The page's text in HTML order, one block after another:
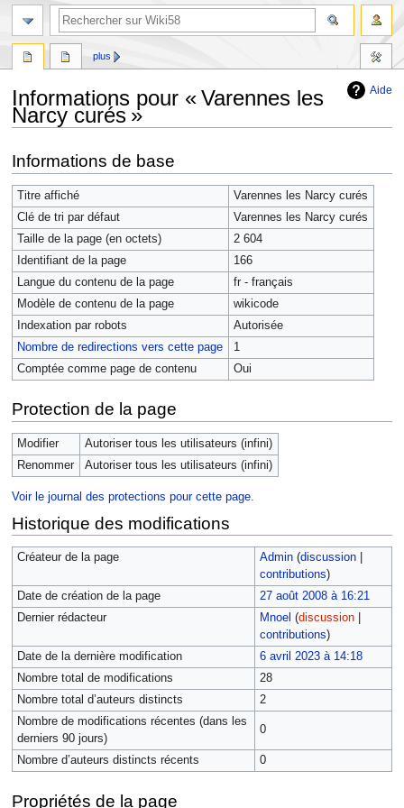
Aide
Informations pour « Varennes les
Narcy curés »
à
la
navigation
à
la
recherche
Informations de base
Titre affiché
Varennes les Narcy curés
Clé de tri par défaut
Varennes les Narcy curés
Taille de la page (en octets)
2 604
Identifiant de la page
166
Langue du contenu de la page
fr - français
Modèle de contenu de la page
wikicode
Indexation par robots
Autorisée
Nombre de redirections vers cette page
1
Comptée comme page de contenu
Oui
Protection de la page
Modifier
Autoriser tous les utilisateurs (infini)
Renommer
Autoriser tous les utilisateurs (infini)
Voir le journal des protections pour cette page.
Historique des modifications
Créateur de la page Admin (discussion|
contributions)
Date de création de la page
27 août 2008 à 16:21
Dernier rédacteur
Mnoel (discussion|
contributions)
Date de la dernière modification
6 avril 2023 à 14:18
Nombre total de modifications
28
Nombre total d’auteurs distincts
2
Nombre de modifications récentes (dans les
derniers 90 jours)
0
Nombre d’auteurs distincts récents 0
Propriétés de la page
plus